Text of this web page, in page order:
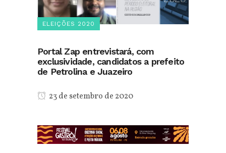
ELEIÇÕES 2020
Portal Zap entrevistará, com
exclusividade, candidatos a prefeito
de Petrolina e Juazeiro
23 de setembro de 2020